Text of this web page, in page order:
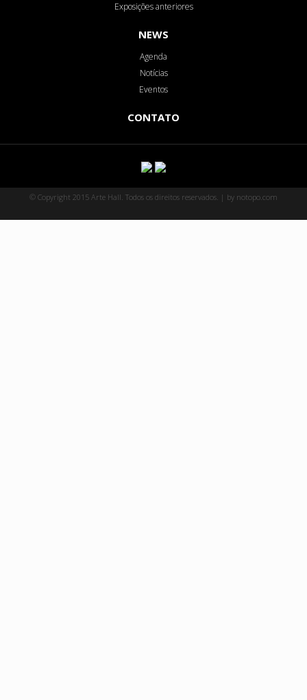
Exposições anteriores
NEWS
Agenda
Notícias
Eventos
CONTATO
© Copyright 2015 Arte Hall. Todos os direitos reservados. | by notopo.com